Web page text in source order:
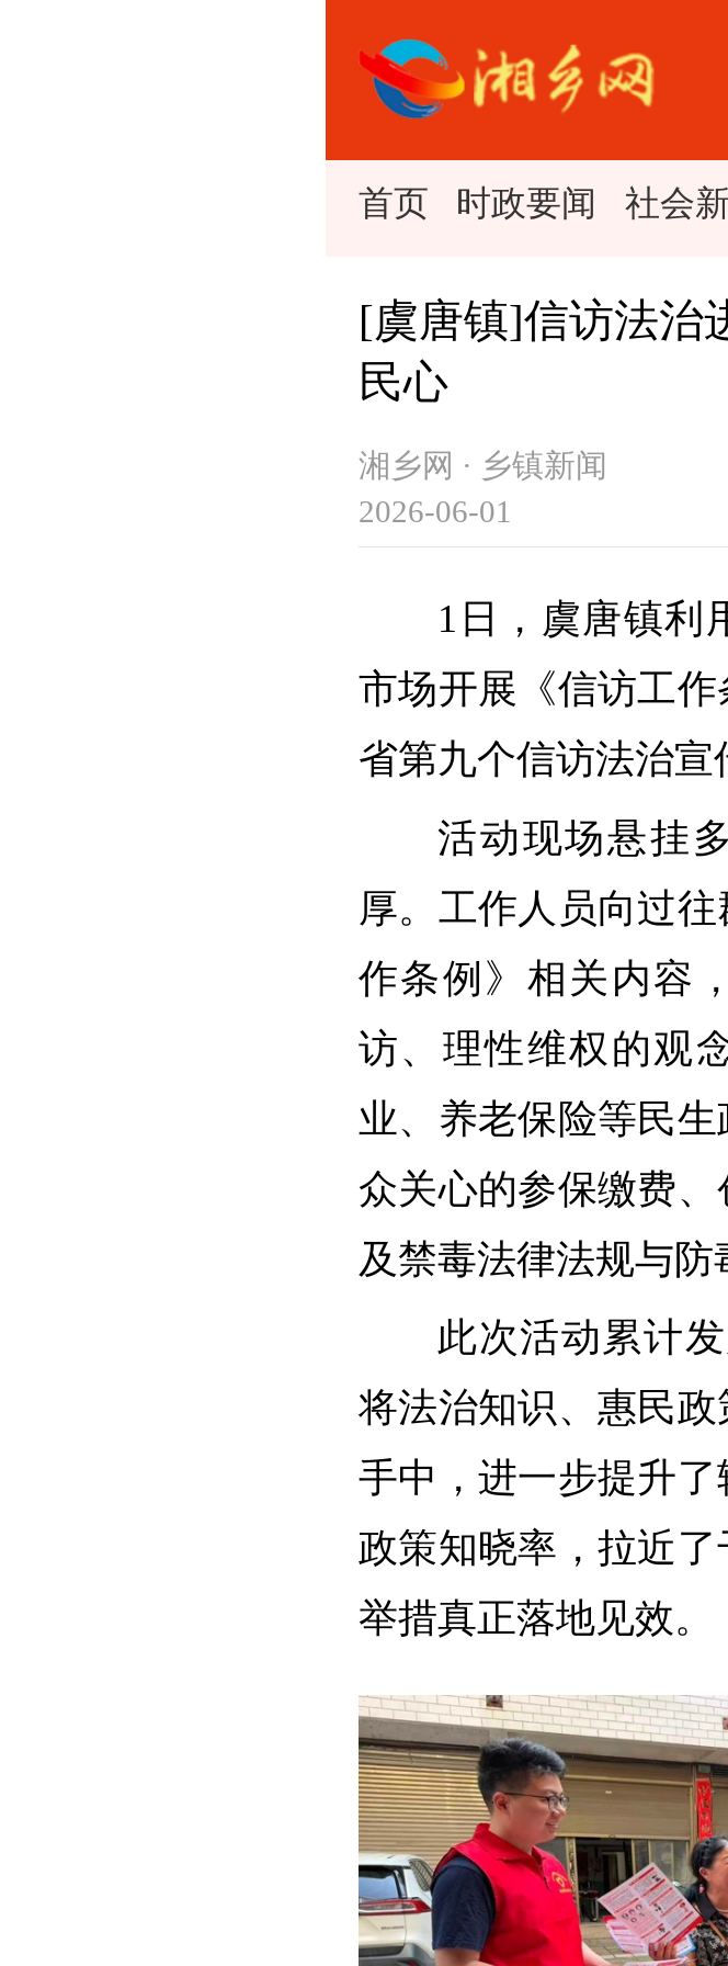
首页 时政要闻 社会
[虞唐镇]信访法治
民心
湘乡网 · 乡镇新闻
2026-06-01
1日，虞唐镇利
市场开展《信访工
省第九个信访法治宣
活动现场悬挂
厚。工作人员向过
作条例》相关内容
访、理性维权的观
业、养老保险等民
众关心的参保缴费
及禁毒法律法规与防
此次活动累计
将法治知识、惠民
手中，进一步提升
政策知晓率，拉近
举措真正落地见效。